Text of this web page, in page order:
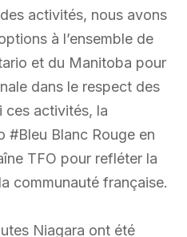
activités, nous avons
à l’ensemble de
et du Manitoba pour
dans le respect des
ces activités, la
#Bleu Blanc Rouge en
TFO pour refléter la
communauté française.
Niagara ont été